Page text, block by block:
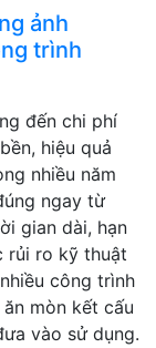
ảnh
trình
đến chi phí
hiệu quả
nhiều năm
ngay từ
gian dài, hạn
rủi ro kỹ thuật
công trình
mòn kết cấu
vào sử dụng.